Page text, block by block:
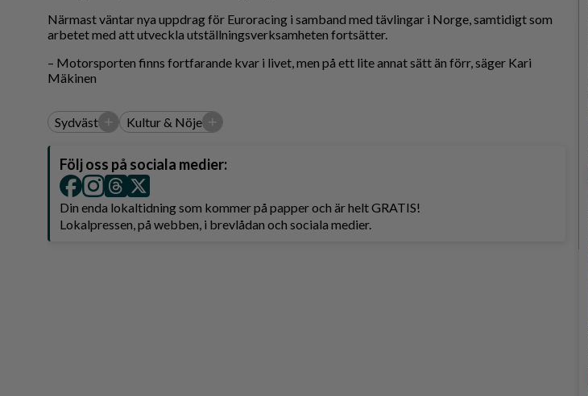
Närmast väntar nya uppdrag för Euroracing i samband med tävlingar i Norge, samtidigt som
arbetet med att utveckla utställningsverksamheten fortsätter.
– Motorsporten finns fortfarande kvar i livet, men på ett lite annat sätt än förr, säger Kari
Mäkinen
Sydväst + Kultur & Nöje +
Följ oss på sociala medier:
Din enda lokaltidning som kommer på papper och är helt GRATIS!
Lokalpressen, på webben, i brevlådan och sociala medier.